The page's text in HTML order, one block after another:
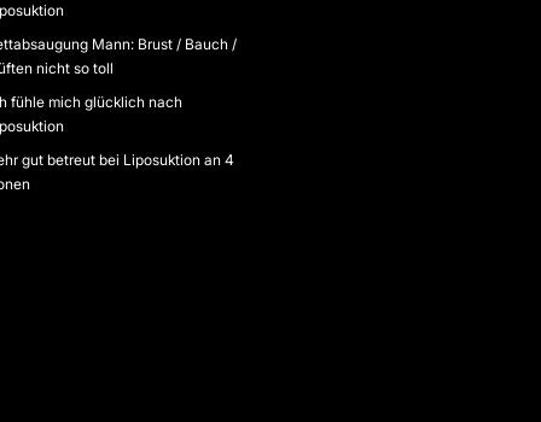
Mann: Brust / Bauch /
nicht so toll
fühle mich glücklich nach
gut betreut bei Liposuktion an 4